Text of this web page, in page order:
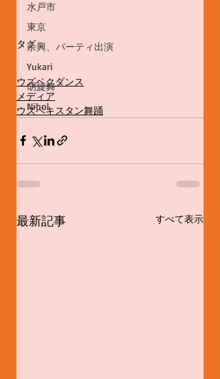
水戸市
東京
余興、パーティ出演
Yukari
胡旋舞
Nihol
タグ：
メディア
ウズベクダンス
メディア
ウズベキスタン舞踊
最新記事 すべて表示